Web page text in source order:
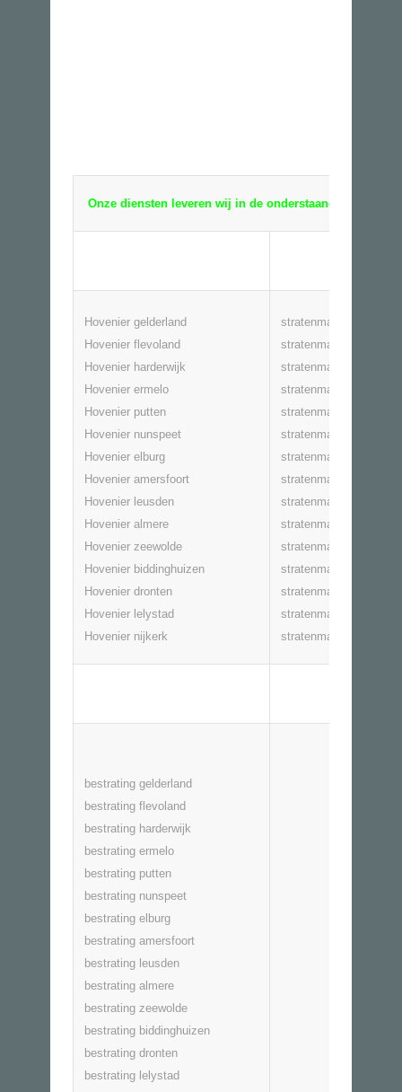
Onze diensten leveren wij in de onderstaande plaatsen!
Hovenier gelderland
Hovenier flevoland
Hovenier harderwijk
Hovenier ermelo
Hovenier putten
Hovenier nunspeet
Hovenier elburg
Hovenier amersfoort
Hovenier leusden
Hovenier almere
Hovenier zeewolde
Hovenier biddinghuizen
Hovenier dronten
Hovenier lelystad
Hovenier nijkerk
stratenmaker
stratenmaker flevoland
stratenmaker
stratenmaker ermelo
stratenmaker putten
stratenmaker nunspeet
stratenmaker elburg
stratenmaker
stratenmaker leusden
stratenmaker almere
stratenmaker zeewolde
stratenmaker
stratenmaker dronten
stratenmaker lelystad
stratenmaker nijkerk
bestrating gelderland
bestrating flevoland
bestrating harderwijk
bestrating ermelo
bestrating putten
bestrating nunspeet
bestrating elburg
bestrating amersfoort
bestrating leusden
bestrating almere
bestrating zeewolde
bestrating biddinghuizen
bestrating dronten
bestrating lelystad